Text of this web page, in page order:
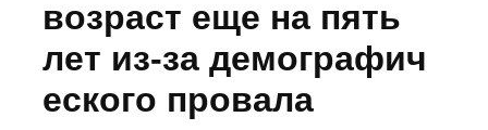
возраст еще на пять
лет из‑за демографич
еского провала